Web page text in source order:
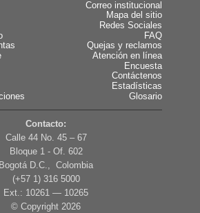
Correo institucional
Mapa del sitio
Redes Sociales
FAQ
Quejas y reclamos
Atención en línea
Encuesta
Contáctenos
Estadísticas
Glosario
Contacto:
Calle 44 No. 45 – 67
Bloque 1 - Of. 602
Bogotá D.C., Colombia
(+57 1) 316 5000
Ext.: 10261 — 10265
© Copyright 2026